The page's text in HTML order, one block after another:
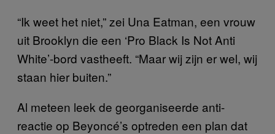
“Ik weet het niet,” zei Una Eatman, een vrouw
uit Brooklyn die een ‘Pro Black Is Not Anti
White’-bord vastheeft. “Maar wij zijn er wel, wij
staan hier buiten.”
Al meteen leek de georganiseerde anti-
reactie op Beyoncé’s optreden een plan dat